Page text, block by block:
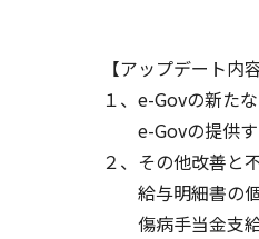
【アップデート内容
１、e-Govの新た
e-Govの提供す
２、その他改善と
給与明細書の個
傷病手当金支給